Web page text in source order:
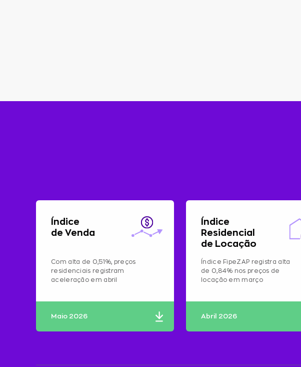
Índice
de Venda
Com alta de 0,51%, preços
residenciais registram
aceleração em abril
Maio 2026
Índice
Residencial
de Locação
Índice FipeZAP registra alta
de 0,84% nos preços de
locação em março
Abril 2026